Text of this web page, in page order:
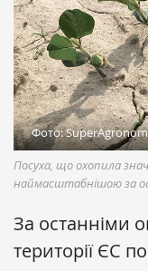
Фото:
Посуха, що охопила
наймасштабнішою за
За останніми
території ЄС